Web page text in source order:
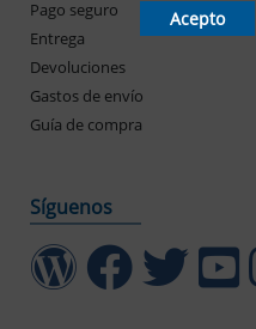
Pago seguro
Entrega
Devoluciones
Gastos de envío
Guía de compra
Síguenos
Acepto